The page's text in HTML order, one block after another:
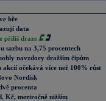
hře
data
příliš draze
sazbu na 3,75 procentech
navzdory dražším čipům
očekává více než 100% růst
Nordisk
procenta
Kč, meziročně nižším